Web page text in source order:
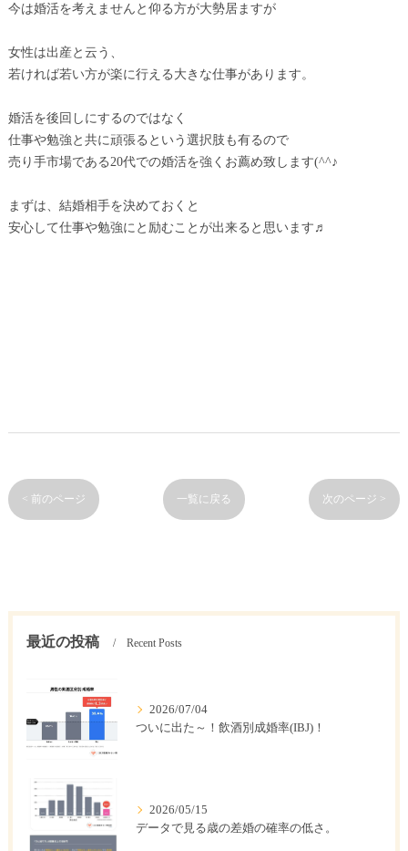
今は婚活を考えませんと仰る方が大勢居ますが
女性は出産と云う、
若ければ若い方が楽に行える大きな仕事があります。
婚活を後回しにするのではなく
仕事や勉強と共に頑張るという選択肢も有るので
売り手市場である20代での婚活を強くお薦め致します(^^♪
まずは、結婚相手を決めておくと
安心して仕事や勉強にと励むことが出来ると思います♬
< 前のページ 一覧に戻る 次のページ >
最近の投稿 Recent Posts
2026/07/04
ついに出た～！飲酒別成婚率(IBJ)！
2026/05/15
データで見る歳の差婚の確率の低さ。